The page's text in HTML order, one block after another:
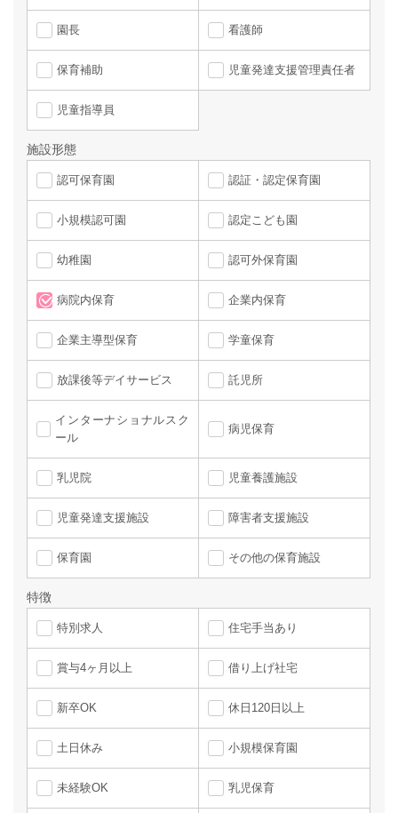
園長 看護師
保育補助 児童発達支援管理責任者
児童指導員
施設形態
認可保育園 認証・認定保育園
小規模認可園 認定こども園
幼稚園 認可外保育園
病院内保育 企業内保育
企業主導型保育 学童保育
放課後等デイサービス 託児所
インターナショナルスク
ール
病児保育
乳児院 児童養護施設
児童発達支援施設 障害者支援施設
保育園 その他の保育施設
特徴
特別求人 住宅手当あり
賞与4ヶ月以上 借り上げ社宅
新卒OK 休日120日以上
土日休み 小規模保育園
未経験OK 乳児保育